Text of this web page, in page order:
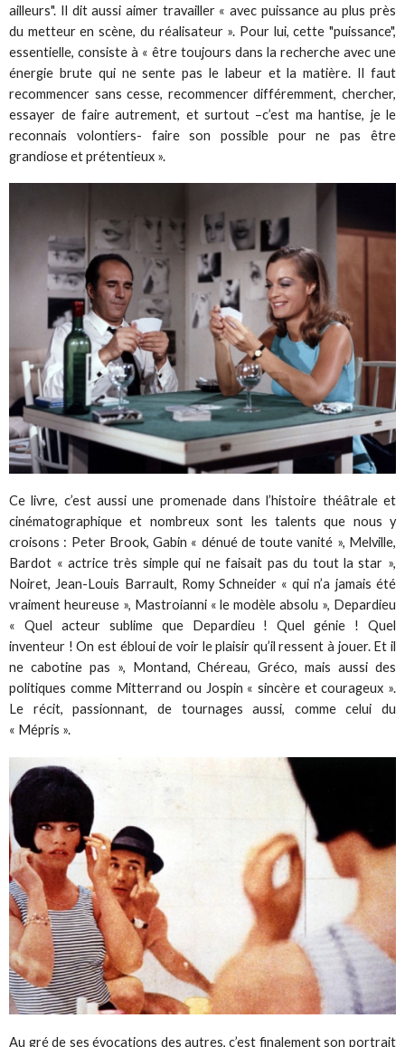
ailleurs". Il dit aussi aimer travailler « avec puissance au plus près
du metteur en scène, du réalisateur ». Pour lui, cette "puissance",
essentielle, consiste à « être toujours dans la recherche avec une
énergie brute qui ne sente pas le labeur et la matière. Il faut
recommencer sans cesse, recommencer différemment, chercher,
essayer de faire autrement, et surtout –c’est ma hantise, je le
reconnais volontiers- faire son possible pour ne pas être
grandiose et prétentieux ».
Ce livre, c’est aussi une promenade dans l’histoire théâtrale et
cinématographique et nombreux sont les talents que nous y
croisons : Peter Brook, Gabin « dénué de toute vanité », Melville,
Bardot « actrice très simple qui ne faisait pas du tout la star »,
Noiret, Jean-Louis Barrault, Romy Schneider « qui n’a jamais été
vraiment heureuse », Mastroianni « le modèle absolu », Depardieu
« Quel acteur sublime que Depardieu ! Quel génie ! Quel
inventeur ! On est ébloui de voir le plaisir qu’il ressent à jouer. Et il
ne cabotine pas », Montand, Chéreau, Gréco, mais aussi des
politiques comme Mitterrand ou Jospin « sincère et courageux ».
Le récit, passionnant, de tournages aussi, comme celui du
« Mépris ».
Au gré de ses évocations des autres, c’est finalement son portrait